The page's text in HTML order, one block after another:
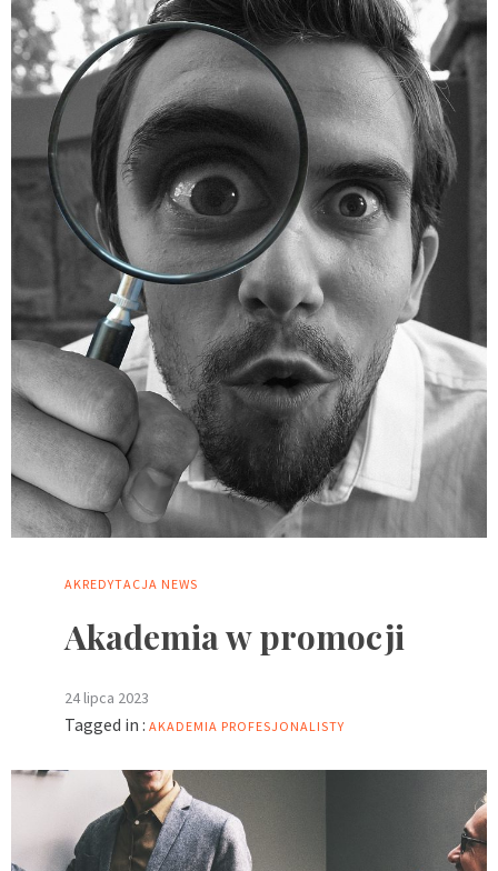
AKREDYTACJA NEWS
Akademia w promocji
24 lipca 2023
Tagged in : AKADEMIA PROFESJONALISTY